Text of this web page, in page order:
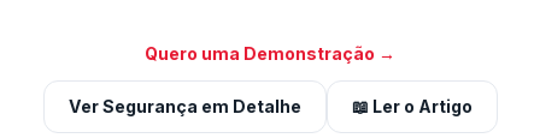
Quero uma Demonstração →
Ver Segurança em Detalhe 📖 Ler o Artigo